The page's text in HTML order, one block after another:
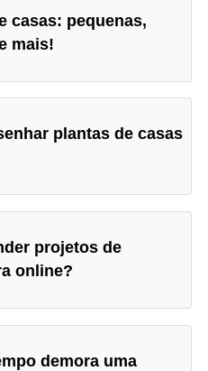
casas: pequenas,
mais!
plantas de casas
projetos de
online?
demora uma